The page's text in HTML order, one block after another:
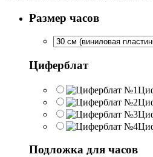
Размер часов
Циферблат
Подложка для часов